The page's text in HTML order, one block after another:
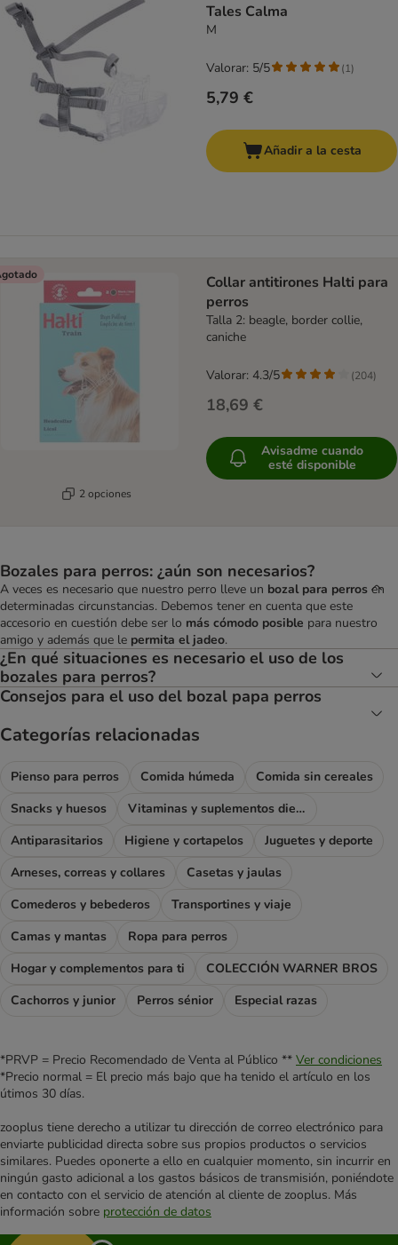
Tales Calma
M
5,79 €
Valorar: 5/5 (1)
Añadir a la cesta
2 opciones
Collar antitirones Halti para
perros
Talla 2: beagle, border collie,
caniche
18,69 €
Valorar: 4.3/5 (204)
Avisadme cuando
esté disponible
Bozales para perros: ¿aún son necesarios?
A veces es necesario que nuestro perro lleve un bozal para perros en
determinadas circunstancias. Debemos tener en cuenta que este
accesorio en cuestión debe ser lo más cómodo posible para nuestro
amigo y además que le permita el jadeo.
¿En qué situaciones es necesario el uso de los
bozales para perros?
Consejos para el uso del bozal papa perros
Categorías relacionadas
Pienso para perros Comida húmeda
Comida sin cereales
Snacks y huesos
Vitaminas y suplementos dietéticos
Antiparasitarios
Higiene y cortapelos
Juguetes y deporte
Arneses, correas y collares
Casetas y jaulas
Comederos y bebederos
Transportines y viaje
Camas y mantas
Ropa para perros
Hogar y complementos para ti
COLECCIÓN WARNER BROS
Cachorros y junior
Perros sénior Especial razas
*PRVP = Precio Recomendado de Venta al Público ** Ver condiciones
*Precio normal = El precio más bajo que ha tenido el artículo en los
útimos 30 días.
zooplus tiene derecho a utilizar tu dirección de correo electrónico para
enviarte publicidad directa sobre sus propios productos o servicios
similares. Puedes oponerte a ello en cualquier momento, sin incurrir en
ningún gasto adicional a los gastos básicos de transmisión, poniéndote
en contacto con el servicio de atención al cliente de zooplus. Más
información sobre protección de datos